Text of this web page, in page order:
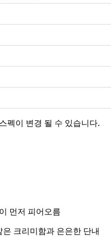
펙이 변경 될 수 있습니다.
먼저 피어오름
크리미함과 은은한 단내